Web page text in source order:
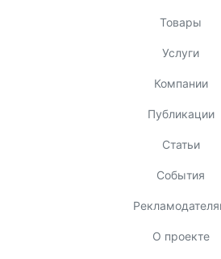
Товары
Услуги
Компании
Публикации
Статьи
События
О проекте